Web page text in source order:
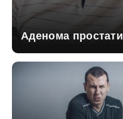
Аденома простати